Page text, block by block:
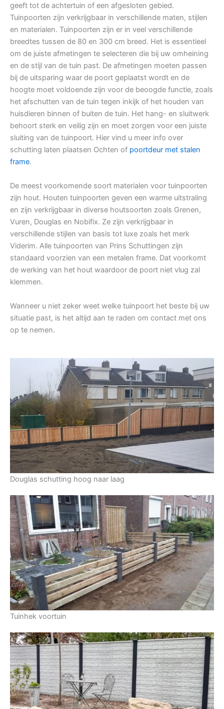
geeft tot de achtertuin of een afgesloten gebied.
Tuinpoorten zijn verkrijgbaar in verschillende maten, stijlen
en materialen. Tuinpoorten zijn er in veel verschillende
breedtes tussen de 80 en 300 cm breed. Het is essentieel
om de juiste afmetingen te selecteren die bij uw omheining
en de stijl van de tuin past. De afmetingen moeten passen
bij de uitsparing waar de poort geplaatst wordt en de
hoogte moet voldoende zijn voor de beoogde functie, zoals
het afschutten van de tuin tegen inkijk of het houden van
huisdieren binnen of buiten de tuin. Het hang- en sluitwerk
behoort sterk en veilig zijn en moet zorgen voor een juiste
sluiting van de tuinpoort. Hier vind u meer info over
schutting laten plaatsen Ochten of poortdeur met stalen
frame.
De meest voorkomende soort materialen voor tuinpoorten
zijn hout. Houten tuinpoorten geven een warme uitstraling
en zijn verkrijgbaar in diverse houtsoorten zoals Grenen,
Vuren, Douglas en Nobifix. Ze zijn verkrijgbaar in
verschillende stijlen van basis tot luxe zoals het merk
Viderim. Alle tuinpoorten van Prins Schuttingen zijn
standaard voorzien van een metalen frame. Dat voorkomt
de werking van het hout waardoor de poort niet vlug zal
klemmen.
Wanneer u niet zeker weet welke tuinpoort het beste bij uw
situatie past, is het altijd aan te raden om contact met ons
op te nemen.
Douglas schutting hoog naar laag
Tuinhek voortuin